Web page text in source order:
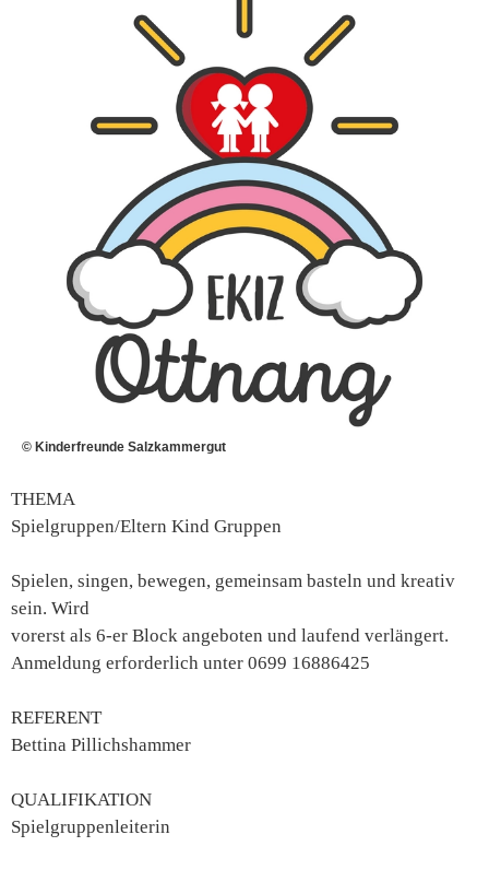
© Kinderfreunde Salzkammergut
THEMA
Spielgruppen/Eltern Kind Gruppen
Spielen, singen, bewegen, gemeinsam basteln und kreativ
sein. Wird
vorerst als 6-er Block angeboten und laufend verlängert.
Anmeldung erforderlich unter 0699 16886425
REFERENT
Bettina Pillichshammer
QUALIFIKATION
Spielgruppenleiterin